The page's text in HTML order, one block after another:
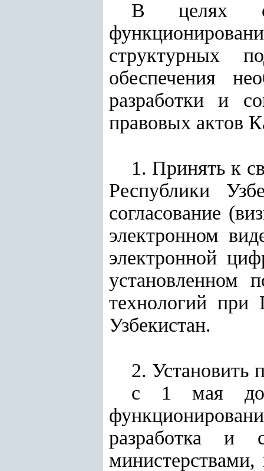
В целях
структурных
обеспечения
разработки и
правовых актов
1. Принять к
Республики
согласование
электронном
электронной
установленном
технологий при
Узбекистан.
2. Установить
с 1 мая до
разработка и